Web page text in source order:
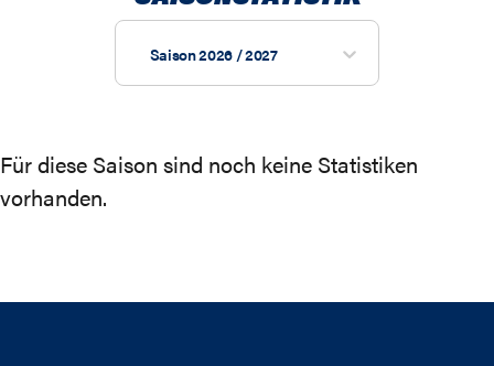
Saison 2026 / 2027
Für diese Saison sind noch keine Statistiken
vorhanden.